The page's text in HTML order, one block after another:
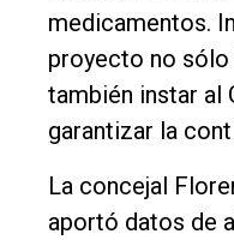
medicamentos.
proyecto no sólo
también instar al
garantizar la
La concejal
aportó datos de